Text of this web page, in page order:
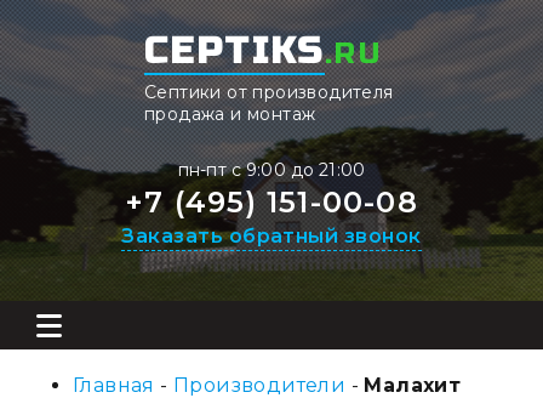
CEPTIKS.RU
Септики от производителя
продажа и монтаж
пн-пт с 9:00 до 21:00
+7 (495) 151-00-08
Заказать обратный звонок
Главная - Производители - Малахит